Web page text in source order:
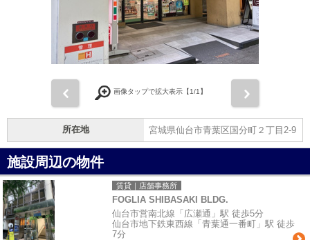
画像タップで拡大表示【1/1】
所在地 宮城県仙台市青葉区国分町２丁目2-9
施設周辺の物件
賃貸｜店舗事務所
FOGLIA SHIBASAKI BLDG.
仙台市営南北線「広瀬通」駅 徒歩5分
仙台市地下鉄東西線「青葉通一番町」駅 徒歩
7分